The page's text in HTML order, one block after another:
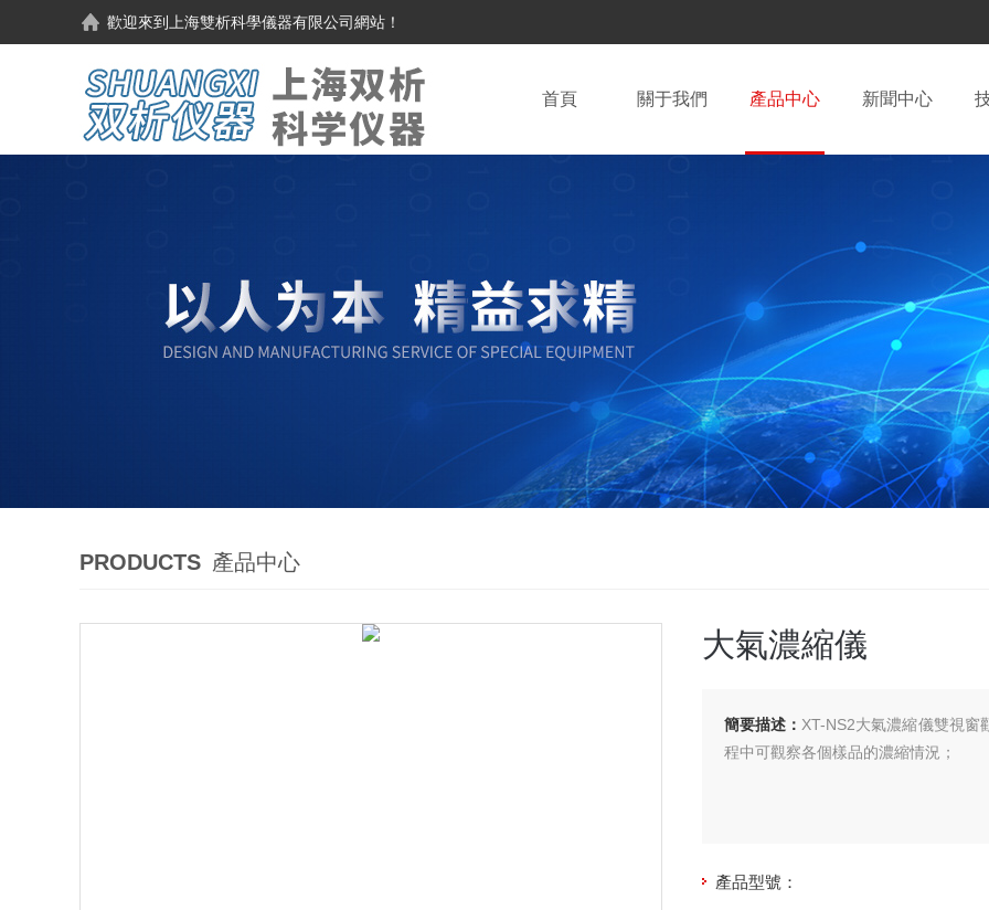
歡迎來到 上海雙析科學儀器有限公司網站！
首頁 關于我們 產品中心 新聞中心
PRODUCTS 產品中心
大氣濃縮儀
簡要描述： XT-NS2大氣濃縮儀雙視窗
程中可觀察各個樣品的濃縮情況；
產品型號：